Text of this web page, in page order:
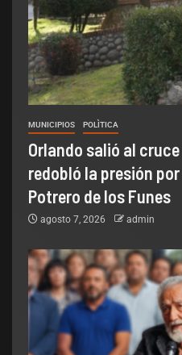
MUNICIPIOS POLÌTICA
Orlando salió al
redobló la presión
Potrero de los Funes
agosto 7, 2026 admin